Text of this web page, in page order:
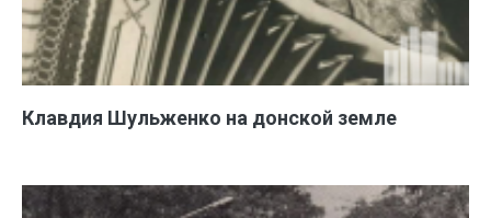
Клавдия Шульженко на донской земле